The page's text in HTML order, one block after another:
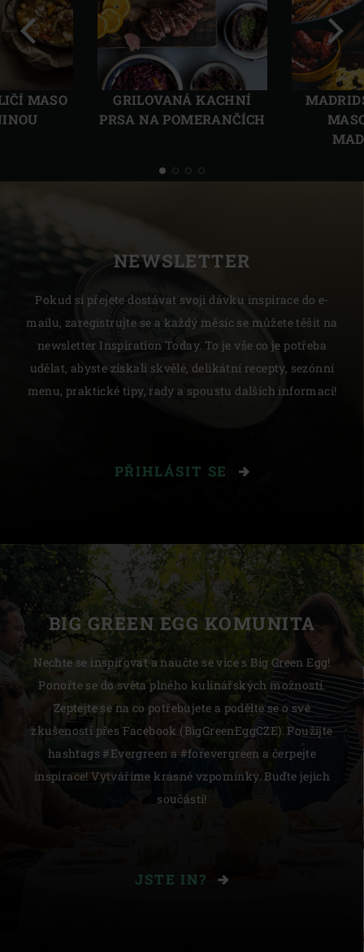
MASO
GRILOVANÁ KACHNÍ
PRSA NA POMERANČÍCH
Předchozí Další
NEWSLETTER
Pokud si přejete dostávat svoji dávku inspirace do e-
mailu, zaregistrujte se a každý měsíc se můžete těšit na
newsletter Inspiration Today. To je vše co je potřeba
udělat, abyste získali skvělé, delikátní recepty, sezónní
menu, praktické tipy, rady a spoustu dalších informací!
PŘIHLÁSIT SE
BIG GREEN EGG KOMUNITA
Nechte se inspirovat a naučte se více s Big Green Egg!
Ponořte se do světa plného kulinářských možností.
Zeptejte se na co potřebujete a podělte se o své
zkušenosti přes Facebook (BigGreenEggCZE). Použijte
hashtags #Evergreen a #forevergreen a čerpejte
inspirace! Vytváříme krásné vzpomínky. Buďte jejich
součástí!
JSTE IN?